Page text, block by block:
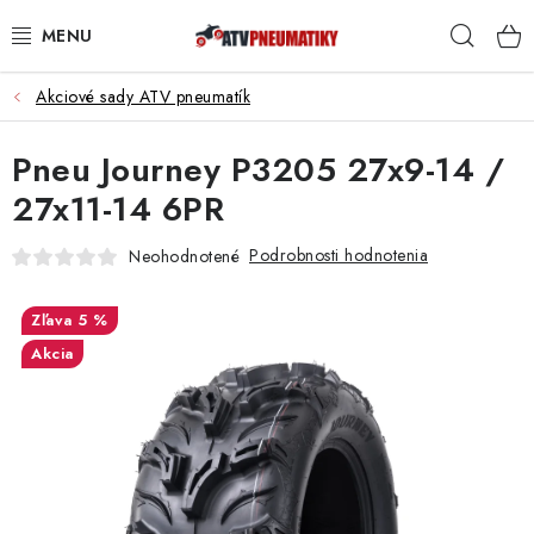
na
PNEUMATIKY
DISKY
ROZŠIROVACIE PODLOŽKY
OCHRANNÉ RÁMY
KRYTY PODVOZKU
Akciové sady ATV pneumatík
Pneu Journey P3205 27x9-14 /
27x11-14 6PR
Neohodnotené Podrobnosti hodnotenia
5 %
Akcia